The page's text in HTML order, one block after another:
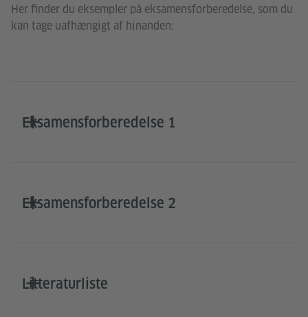
Her finder du eksempler på eksamensforberedelse, som du
kan tage uafhængigt af hinanden:
Eksamensforberedelse 1
Eksamensforberedelse 2
Litteraturliste